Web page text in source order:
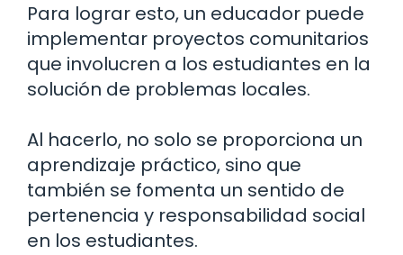
Para lograr esto, un educador puede
implementar proyectos comunitarios
que involucren a los estudiantes en la
solución de problemas locales.
Al hacerlo, no solo se proporciona un
aprendizaje práctico, sino que
también se fomenta un sentido de
pertenencia y responsabilidad social
en los estudiantes.